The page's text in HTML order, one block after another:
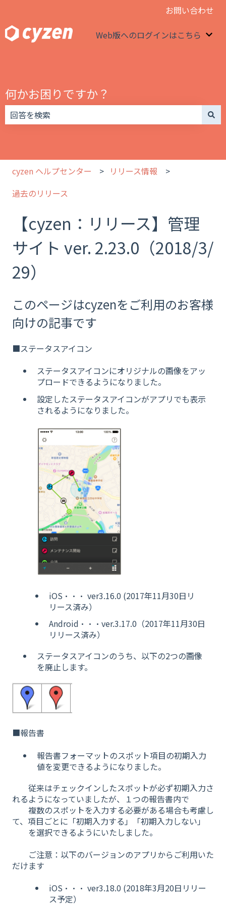
お問い合わせ
Web版へのログインはこちら
何かお困りですか？
cyzen ヘルプセンター
リリース情報
過去のリリース
【cyzen：リリース】管理
サイト ver. 2.23.0（2018/3/
29）
このページはcyzenをご利用のお客様
向けの記事です
■ステータスアイコン
ステータスアイコンにオリジナルの画像をアッ
プロードできるようになりました。
設定したステータスアイコンがアプリでも表示
されるようになりました。
iOS・・・ ver3.16.0 (2017年11月30日リ
リース済み）
Android・・・ver.3.17.0（2017年11月30日
リリース済み）
ステータスアイコンのうち、以下の2つの画像
を廃止します。
■報告書
報告書フォーマットのスポット項目の初期入力
値を変更できるようになりました。
従来はチェックインしたスポットが必ず初期入力さ
れるようになっていましたが、１つの報告書内で
複数のスポットを入力する必要がある場合も考慮し
て、項目ごとに「初期入力する」「初期入力しない」
を選択できるようにいたしました。
ご注意：以下のバージョンのアプリからご利用いた
だけます
iOS・・・ ver3.18.0 (2018年3月20日リリー
ス予定）